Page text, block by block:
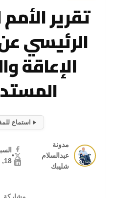
تقرير
الرئيسي
الإعاقة
استماع
مدونة
عبدالسلام
شليبك
•
18, 2020